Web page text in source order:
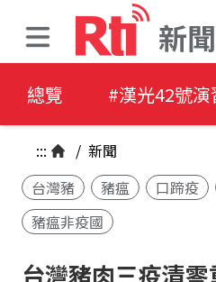
新聞
總覽 #漢光42號演
::: / 新聞
台灣豬
豬瘟 口蹄疫
豬瘟非疫國
台灣豬肉三疫清